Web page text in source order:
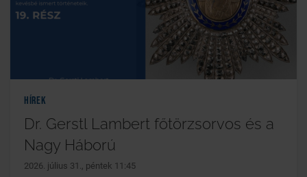
Hírek
Dr. Gerstl Lambert főtörzsorvos és a
Nagy Háború
2026. július 31., péntek 11:45